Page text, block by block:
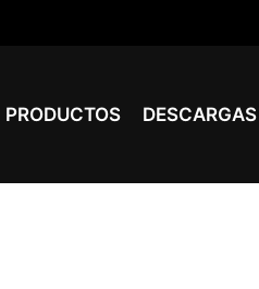
PRODUCTOS DESCARGAS